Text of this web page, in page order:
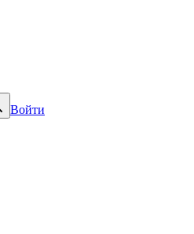
Войти